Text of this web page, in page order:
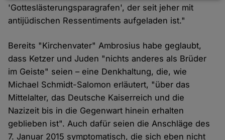
'Gotteslästerungsparagrafen', der seit jeher mit
antijüdischen Ressentiments aufgeladen ist."
Bereits "Kirchenvater" Ambrosius habe geglaubt,
dass Ketzer und Juden "nichts anderes als Brüder
im Geiste" seien – eine Denkhaltung, die, wie
Michael Schmidt-Salomon erläutert, "über das
Mittelalter, das Deutsche Kaiserreich und die
Nazizeit bis in die Gegenwart hinein erhalten
geblieben ist". Auch dafür seien die Anschläge des
7. Januar 2015 symptomatisch, die sich eben nicht
und
Cookies